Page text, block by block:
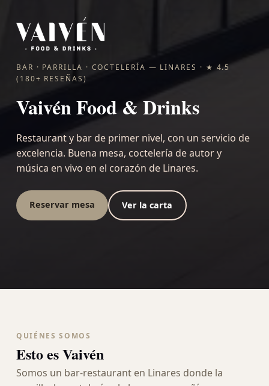
BAR · PARRILLA · COCTELERÍA — LINARES · ★ 4.5
(180+ RESEÑAS)
Vaivén Food & Drinks
Restaurant y bar de primer nivel, con un servicio de
excelencia. Buena mesa, coctelería de autor y
música en vivo en el corazón de Linares.
Reservar mesa Ver la carta
QUIÉNES SOMOS
Esto es Vaivén
Somos un bar-restaurant en Linares donde la